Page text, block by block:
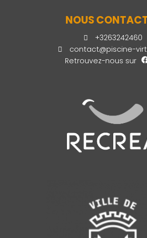
NOUS
+3263242460
contact@piscine-
Retrouvez-nous sur